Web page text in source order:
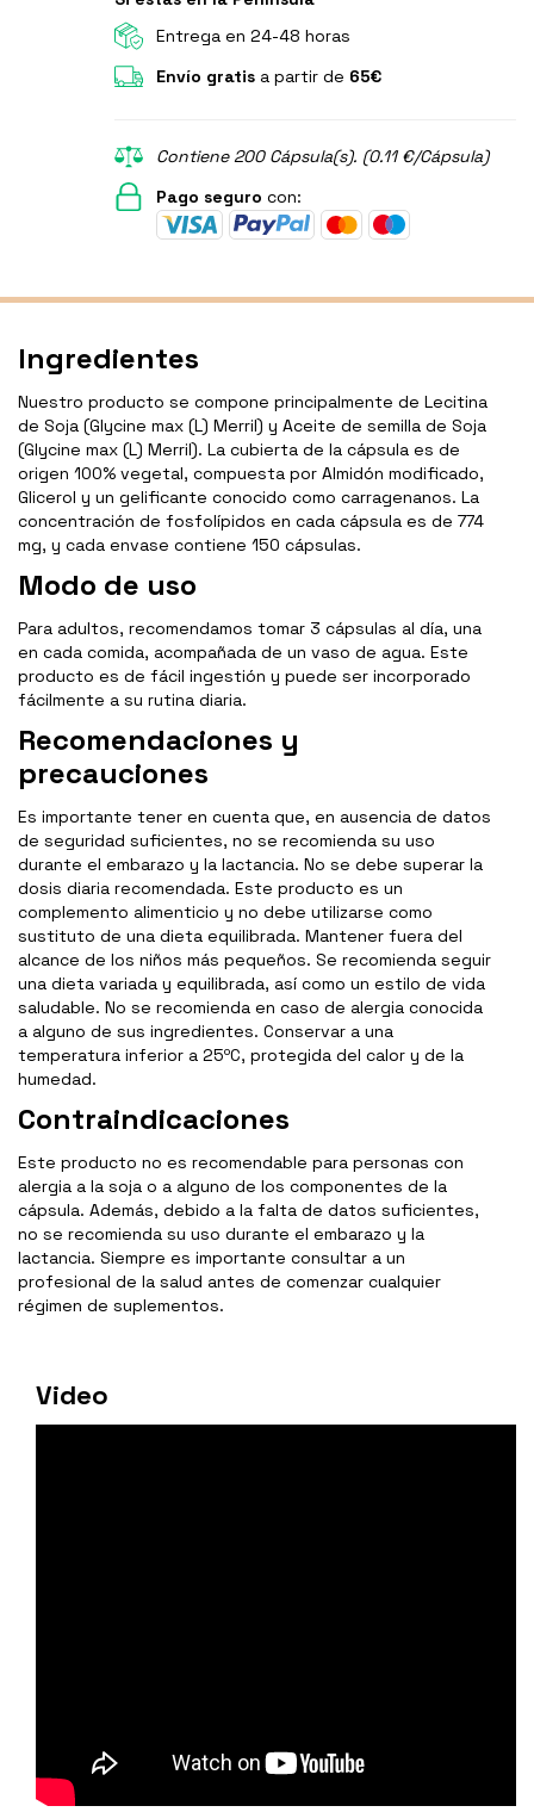
Entrega en 24-48 horas
Envío gratisa partir de 65€
Contiene 200 Cápsula(s). (0.11 €/Cápsula)
Pago seguro con:
Ingredientes
Nuestro producto se compone principalmente de Lecitina
de Soja (Glycine max (L) Merril) y Aceite de semilla de Soja
(Glycine max (L) Merril). La cubierta de la cápsula es de
origen 100% vegetal, compuesta por Almidón modificado,
Glicerol y un gelificante conocido como carragenanos. La
concentración de fosfolípidos en cada cápsula es de 774
mg, y cada envase contiene 150 cápsulas.
Modo de uso
Para adultos, recomendamos tomar 3 cápsulas al día, una
en cada comida, acompañada de un vaso de agua. Este
producto es de fácil ingestión y puede ser incorporado
fácilmente a su rutina diaria.
Recomendaciones y
precauciones
Es importante tener en cuenta que, en ausencia de datos
de seguridad suficientes, no se recomienda su uso
durante el embarazo y la lactancia. No se debe superar la
dosis diaria recomendada. Este producto es un
complemento alimenticio y no debe utilizarse como
sustituto de una dieta equilibrada. Mantener fuera del
alcance de los niños más pequeños. Se recomienda seguir
una dieta variada y equilibrada, así como un estilo de vida
saludable. No se recomienda en caso de alergia conocida
a alguno de sus ingredientes. Conservar a una
temperatura inferior a 25ºC, protegida del calor y de la
humedad.
Contraindicaciones
Este producto no es recomendable para personas con
alergia a la soja o a alguno de los componentes de la
cápsula. Además, debido a la falta de datos suficientes,
no se recomienda su uso durante el embarazo y la
lactancia. Siempre es importante consultar a un
profesional de la salud antes de comenzar cualquier
régimen de suplementos.
Video